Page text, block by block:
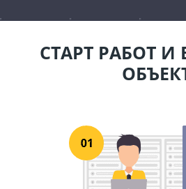
СТАРТ РАБОТ И